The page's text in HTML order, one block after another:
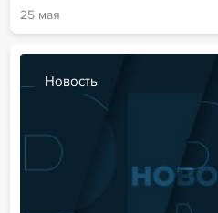
25 мая
Новость